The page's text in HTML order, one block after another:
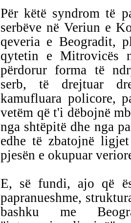
Për këtë syndrom të
serbëve në Veriun e
qeveria e Beogradit,
qytetin e Mitrovicës
përdorur forma të
serb, të drejtuar
kamufluara policore,
vetëm që t'i dëbojnë
nga shtëpitë dhe nga
edhe të zbatojnë
pjesën e okupuar
E, së fundi, ajo që
papranueshme,
bashku me